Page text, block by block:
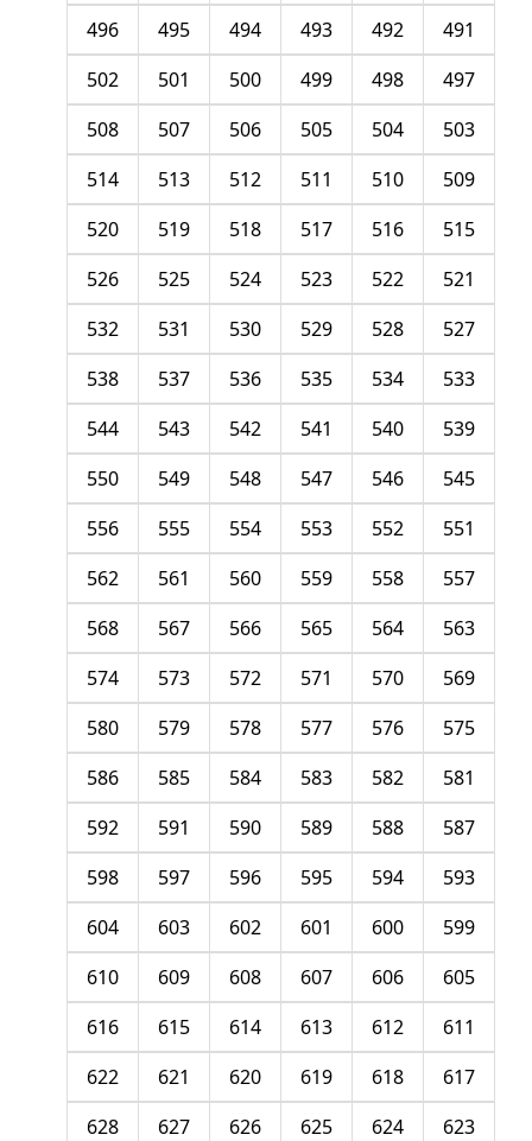
491
492
493
494
495
496
497
498
499
500
501
502
503
504
505
506
507
508
509
510
511
512
513
514
515
516
517
518
519
520
521
522
523
524
525
526
527
528
529
530
531
532
533
534
535
536
537
538
539
540
541
542
543
544
545
546
547
548
549
550
551
552
553
554
555
556
557
558
559
560
561
562
563
564
565
566
567
568
569
570
571
572
573
574
575
576
577
578
579
580
581
582
583
584
585
586
587
588
589
590
591
592
593
594
595
596
597
598
599
600
601
602
603
604
605
606
607
608
609
610
611
612
613
614
615
616
617
618
619
620
621
622
623
624
625
626
627
628